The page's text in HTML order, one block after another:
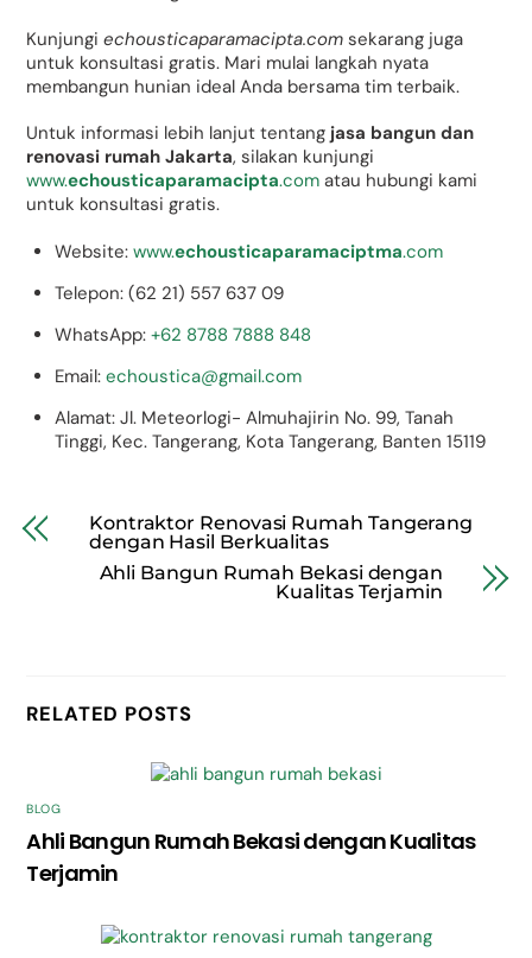
Kunjungiechousticaparamacipta.com sekarang juga
untuk konsultasi gratis. Mari mulai langkah nyata
membangun hunian ideal Anda bersama tim terbaik.
Untuk informasi lebih lanjut tentang jasa bangun dan
renovasi rumah Jakarta, silakan kunjungi
www.echousticaparamacipta.com atau hubungi kami
untuk konsultasi gratis.
Website:www.echousticaparamaciptma.com
Telepon: (62 21) 557 637 09
WhatsApp:+62 8788 7888 848
Email:echoustica@gmail.com
Alamat: Jl. Meteorlogi- Almuhajirin No. 99, Tanah
Tinggi, Kec. Tangerang, Kota Tangerang, Banten 15119
Kontraktor Renovasi Rumah Tangerang
dengan Hasil Berkualitas
Ahli Bangun Rumah Bekasi dengan
Kualitas Terjamin
RELATED POSTS
BLOG
Ahli Bangun Rumah Bekasi dengan Kualitas
Terjamin